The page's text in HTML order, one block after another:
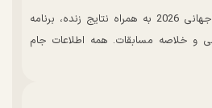
مشاهده جدول کامل جام جهانی 2026 به همراه نتایج زنده، برنامه
و خلاصه مسابقات. همه اطلاعات جام